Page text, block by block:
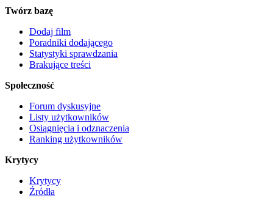
Twórz bazę
Dodaj film
Poradniki dodającego
Statystyki sprawdzania
Brakujące treści
Społeczność
Forum dyskusyjne
Listy użytkowników
Osiągnięcia i odznaczenia
Ranking użytkowników
Krytycy
Krytycy
Źródła